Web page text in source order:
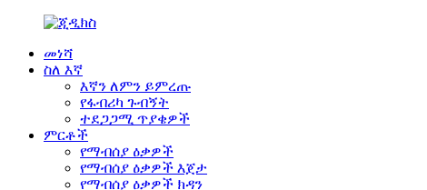
መነሻ
ስለ እኛ
እኛን ለምን ይምረጡ
የፋብሪካ ጉብኝት
ተደጋጋሚ ጥያቄዎች
ምርቶች
የማብሰያ ዕቃዎች
የማብሰያ ዕቃዎች እጀታ
የማብሰያ ዕቃዎች ክዳን